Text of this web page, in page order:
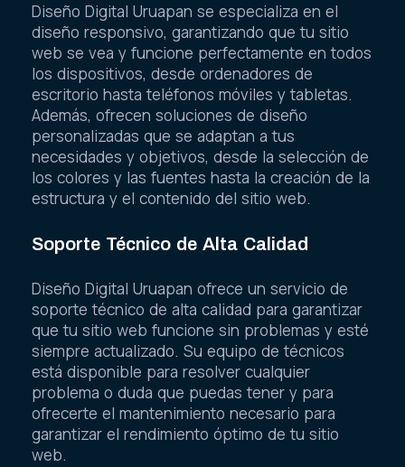
Diseño Digital Uruapan se especializa en el
diseño responsivo, garantizando que tu sitio
web se vea y funcione perfectamente en todos
los dispositivos, desde ordenadores de
escritorio hasta teléfonos móviles y tabletas.
Además, ofrecen soluciones de diseño
personalizadas que se adaptan a tus
necesidades y objetivos, desde la selección de
los colores y las fuentes hasta la creación de la
estructura y el contenido del sitio web.
Soporte Técnico de Alta Calidad
Diseño Digital Uruapan ofrece un servicio de
soporte técnico de alta calidad para garantizar
que tu sitio web funcione sin problemas y esté
siempre actualizado. Su equipo de técnicos
está disponible para resolver cualquier
problema o duda que puedas tener y para
ofrecerte el mantenimiento necesario para
garantizar el rendimiento óptimo de tu sitio
web.